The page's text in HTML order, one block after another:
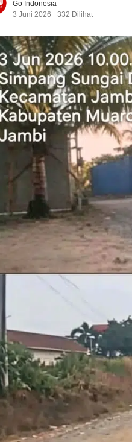
Go Indonesia
3 Juni 2026
332 Dilihat